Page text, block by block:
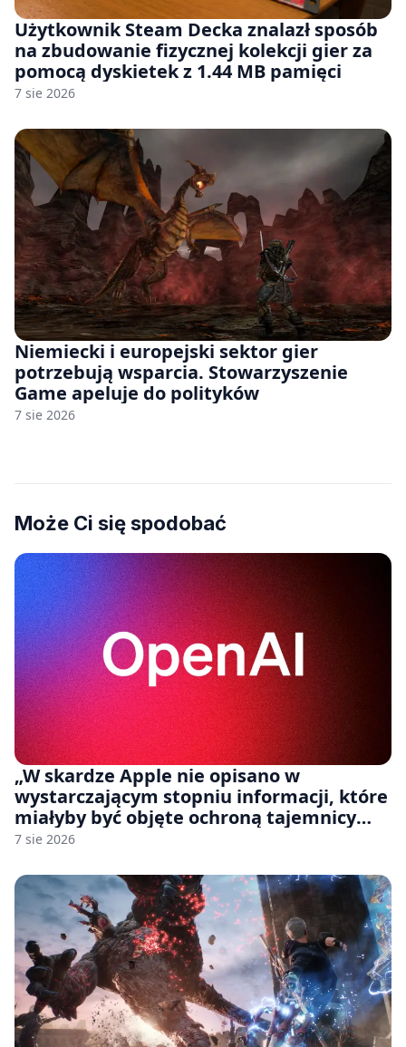
Użytkownik Steam Decka znalazł sposób
na zbudowanie fizycznej kolekcji gier za
pomocą dyskietek z 1.44 MB pamięci
7 sie 2026
Niemiecki i europejski sektor gier
potrzebują wsparcia. Stowarzyszenie
Game apeluje do polityków
7 sie 2026
Może Ci się spodobać
„W skardze Apple nie opisano w
wystarczającym stopniu informacji, które
miałyby być objęte ochroną tajemnicy
handlowej”. OpenAI żąda odrzucenia
7 sie 2026